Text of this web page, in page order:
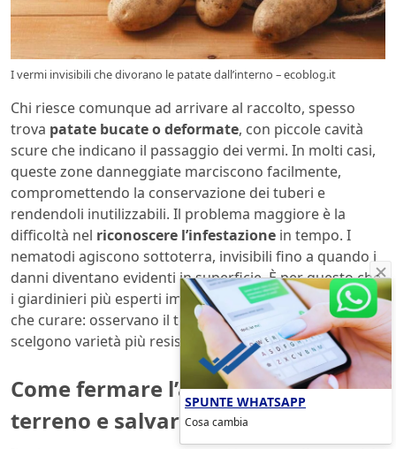
I vermi invisibili che divorano le patate dall’interno – ecoblog.it
Chi riesce comunque ad arrivare al raccolto, spesso
trova patate bucate o deformate, con piccole cavità
scure che indicano il passaggio dei vermi. In molti casi,
queste zone danneggiate marciscono facilmente,
compromettendo la conservazione dei tuberi e
rendendoli inutilizzabili. Il problema maggiore è la
difficoltà nel riconoscere l’infestazione in tempo. I
nematodi agiscono sottoterra, invisibili fino a quando i
danni diventano evidenti in superficie. È per questo che
i giardinieri più esperti imparano a prevenire piuttosto
che curare: osservano il terreno, alternano le colture e
scelgono varietà più resistenti.
Come fermare l’anguilla del
terreno e salvare il raccolto
SPUNTE WHATSAPP
Cosa cambia